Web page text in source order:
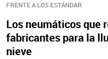
FRENTE A LOS ESTÁNDAR
Los neumáticos que
fabricantes para la
nieve